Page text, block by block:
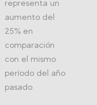
representa un
aumento del
25% en
comparación
con el mismo
período del año
pasado